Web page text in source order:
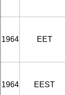
1964 EET
1964 EEST